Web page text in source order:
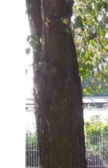
springen